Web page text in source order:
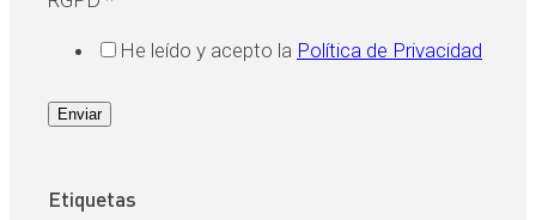
He leído y acepto la Política de Privacidad
Enviar
Etiquetas